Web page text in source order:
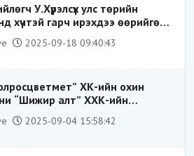
У.Хүрэлсүх улс төрийн
хүчтэй гарч ирэхдээ өөрийгөө
ёсны төлөө тэмцэгч, “хуучин
хонгилыг нураагч” гэсэн
2025-09-18 09:40:43
ХК-ийн охин
“Шижир алт” ХХК-ийн
захирлаар ажиллаж байсан
холбогдох хэрэг хаашаа
2025-09-04 15:58:42